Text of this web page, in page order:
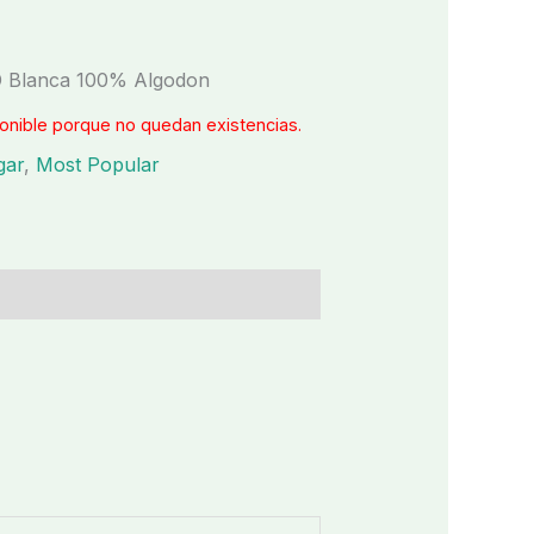
Blanca 100% Algodon
porque no quedan existencias.
, Most Popular